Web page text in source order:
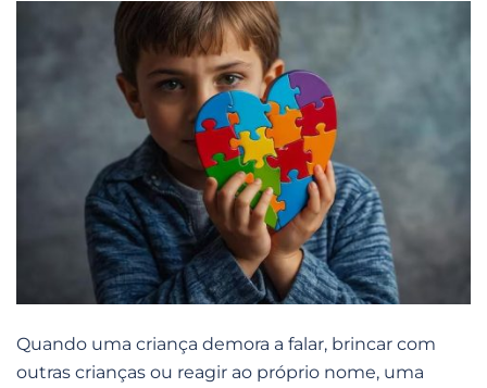
Quando uma criança demora a falar, brincar com
outras crianças ou reagir ao próprio nome, uma